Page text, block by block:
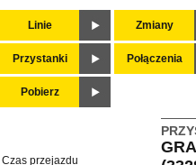
Linie Zmiany
Przystanki Połączenia
Pobierz
Czas przejazdu